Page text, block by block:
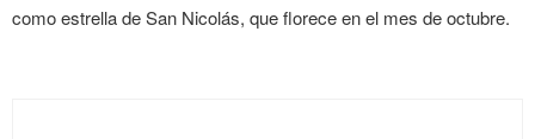
como estrella de San Nicolás, que florece en el mes de octubre.